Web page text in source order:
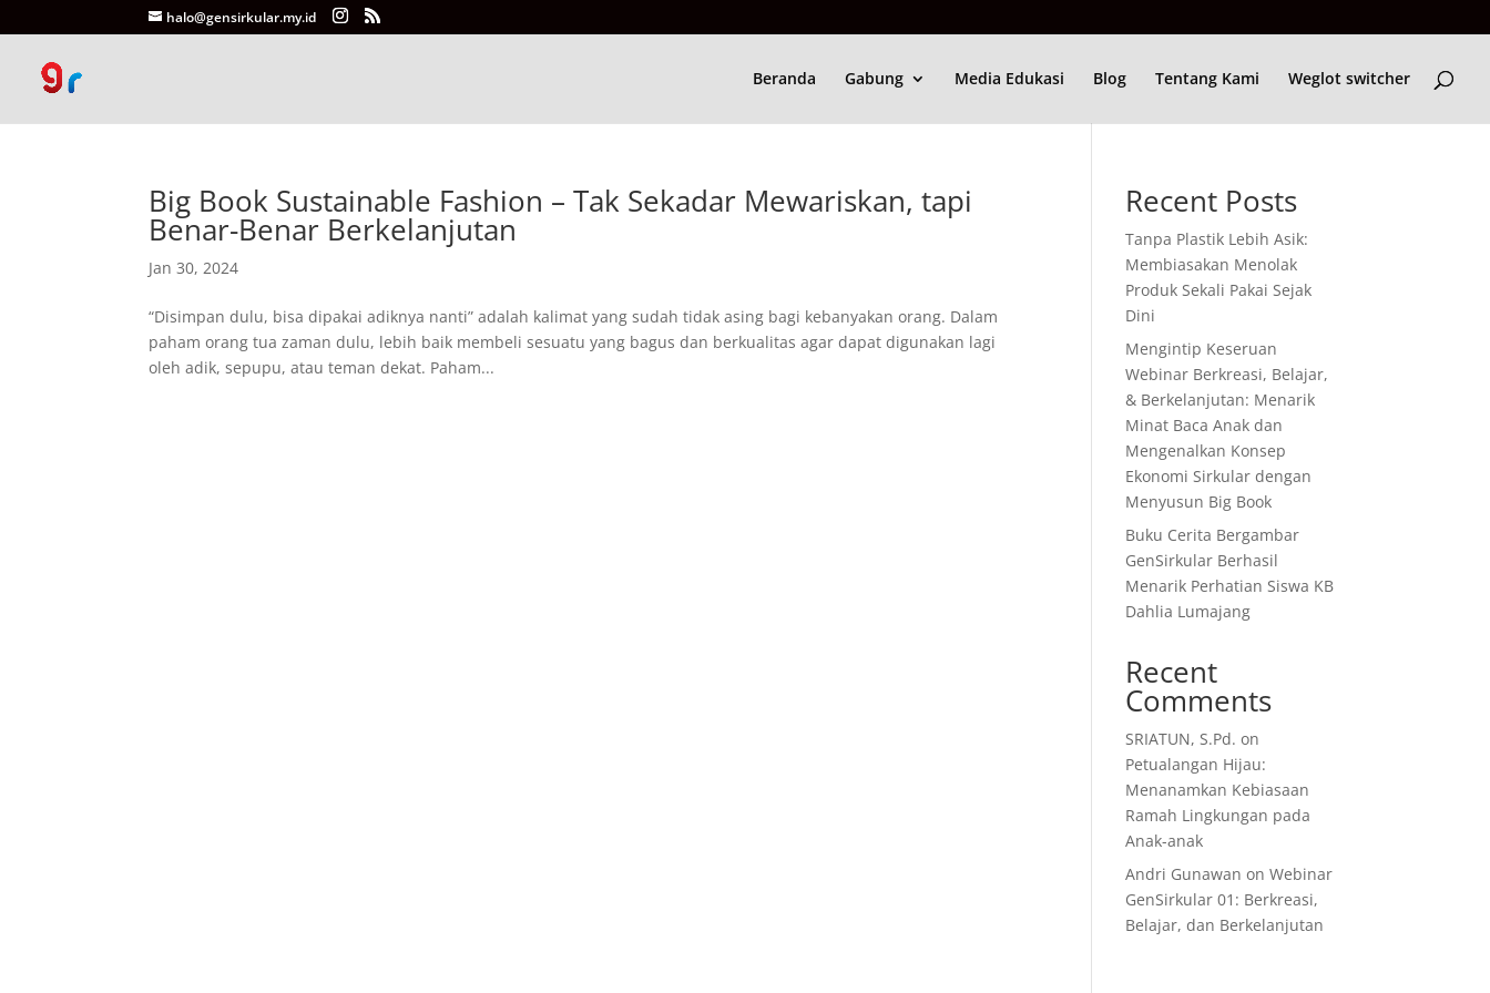
halo@gensirkular.my.id
Beranda Gabung Media Edukasi Blog Tentang Kami Weglot switcher
Big Book Sustainable Fashion – Tak Sekadar Mewariskan, tapi
Benar-Benar Berkelanjutan
Jan 30, 2024
“Disimpan dulu, bisa dipakai adiknya nanti” adalah kalimat yang sudah tidak asing bagi kebanyakan orang. Dalam
paham orang tua zaman dulu, lebih baik membeli sesuatu yang bagus dan berkualitas agar dapat digunakan lagi
oleh adik, sepupu, atau teman dekat. Paham...
Recent Posts
Tanpa Plastik Lebih Asik:
Membiasakan Menolak
Produk Sekali Pakai Sejak
Dini
Mengintip Keseruan
Webinar Berkreasi, Belajar,
& Berkelanjutan: Menarik
Minat Baca Anak dan
Mengenalkan Konsep
Ekonomi Sirkular dengan
Menyusun Big Book
Buku Cerita Bergambar
GenSirkular Berhasil
Menarik Perhatian Siswa KB
Dahlia Lumajang
Recent
Comments
SRIATUN, S.Pd. on
Petualangan Hijau:
Menanamkan Kebiasaan
Ramah Lingkungan pada
Anak-anak
Andri Gunawan onWebinar
GenSirkular 01: Berkreasi,
Belajar, dan Berkelanjutan